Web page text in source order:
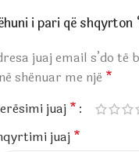
i pari që
juaj email s’do të
shënuar me një *
juaj *
juaj *